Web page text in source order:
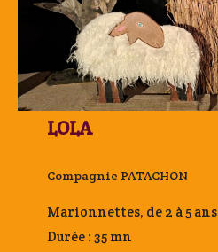
LOLA
Compagnie PATACHON
Marionnettes, de 2 à 5 ans
Durée : 35 mn